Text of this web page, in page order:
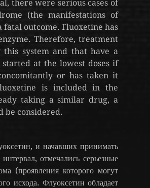
there were serious cases of
(the manifestations of
outcome. Fluoxetine has
Therefore, treatment
system and that have a
at the lowest doses if
or has taken it
is included in the
taking a similar drug, a
be considered.
и начавших принимать
отмечались серьезные
(проявления которого могут
исхода. Флуоксетин обладает